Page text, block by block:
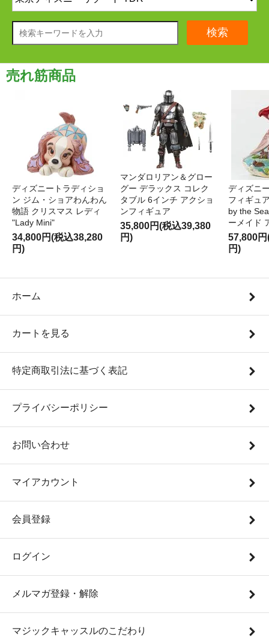
検索
売れ筋商品
ディズニートラディショ
ン ジム・ショアわんわん
物語 クリスマス レディ
"Lady Mini"
34,800円(税込38,280
円)
マンダロリアン＆グロー
グー デラックス コレク
タブル 6インチ アクショ
ンフィギュア
35,800円(税込39,380
円)
ディズニ
フィギュ
by the
ーメイド
57,800
円)
ホーム
カートを見る
特定商取引法に基づく表記
プライバシーポリシー
お問い合わせ
マイアカウント
会員登録
ログイン
メルマガ登録・解除
マジックキャッスルのこだわり